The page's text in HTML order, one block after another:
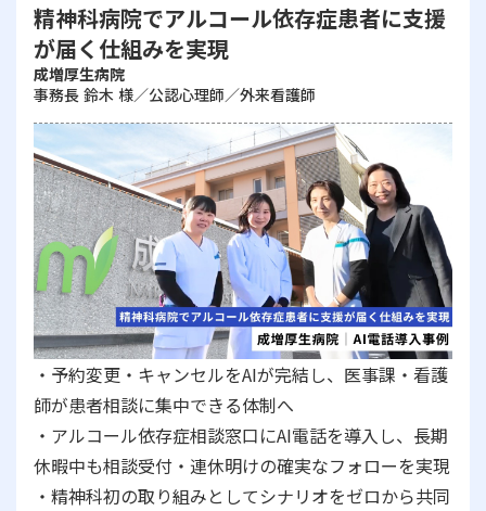
精神科病院でアルコール依存症患者に支援
が届く仕組みを実現
成増厚生病院
事務長 鈴木 様／公認心理師／外来看護師
・予約変更・キャンセルをAIが完結し、医事課・看護
師が患者相談に集中できる体制へ
・アルコール依存症相談窓口にAI電話を導入し、長期
休暇中も相談受付・連休明けの確実なフォローを実現
・精神科初の取り組みとしてシナリオをゼロから共同